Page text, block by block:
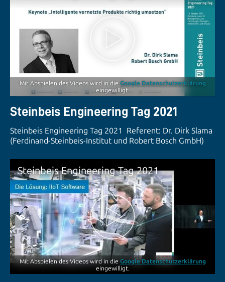
Mit Abspielen des Videos wird in die Google Datenschutzerklärung
eingewilligt.
Steinbeis Engineering Tag 2021
Steinbeis Engineering Tag 2021 Referent: Dr. Dirk Slama
(Ferdinand-Steinbeis-Institut und Robert Bosch GmbH)
Steinbeis Engineering Tag 2021
Mit Abspielen des Videos wird in die Google Datenschutzerklärung
eingewilligt.